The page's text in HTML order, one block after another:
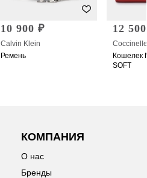
10 900 ₽
Calvin Klein
Ремень
12
Coccinelle
Кошелек
SOFT
КОМПАНИЯ
О нас
Бренды